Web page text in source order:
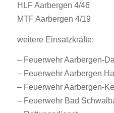
HLF Aarbergen 4/46
MTF Aarbergen 4/19
weitere Einsatzkräfte:
– Feuerwehr Aarbergen-
– Feuerwehr Aarbergen
– Feuerwehr Aarbergen-
– Feuerwehr Bad